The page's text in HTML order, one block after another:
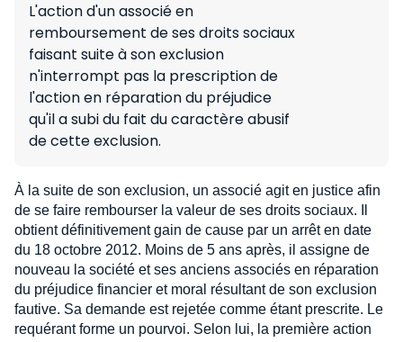
L'action d'un associé en
remboursement de ses droits sociaux
faisant suite à son exclusion
n'interrompt pas la prescription de
l'action en réparation du préjudice
qu'il a subi du fait du caractère abusif
de cette exclusion.
À la suite de son exclusion, un associé agit en justice afin
de se faire rembourser la valeur de ses droits sociaux. Il
obtient définitivement gain de cause par un arrêt en date
du 18 octobre 2012. Moins de 5 ans après, il assigne de
nouveau la société et ses anciens associés en réparation
du préjudice financier et moral résultant de son exclusion
fautive. Sa demande est rejetée comme étant prescrite. Le
requérant forme un pourvoi. Selon lui, la première action